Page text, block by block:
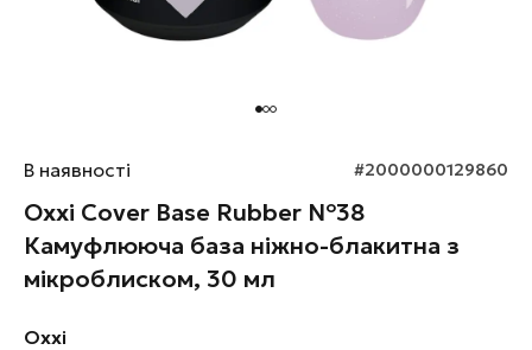
В наявності #2000000129860
Oxxi Cover Base Rubber №38
Камуфлююча база ніжно-блакитна з
мікроблиском, 30 мл
Oxxi